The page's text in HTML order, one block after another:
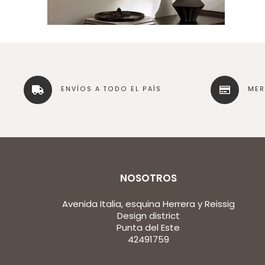
ENVÍOS A TODO EL PAÍS
NOSOTROS
Avenida Italia, esquina Herrera y Reissig
Design district
Punta del Este
42491759